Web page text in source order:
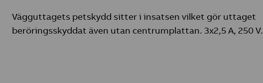
Vägguttagets petskydd sitter i insatsen vilket gör uttaget
beröringsskyddat även utan centrumplattan. 3x2,5 A, 250 V.